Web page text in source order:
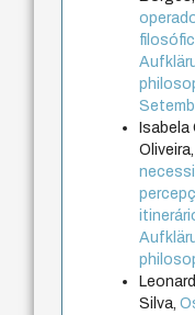
Isabela
Silva,